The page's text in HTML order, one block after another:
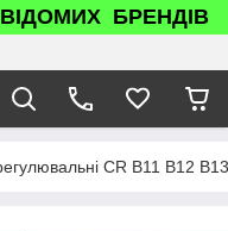
БРЕНДІВ
CR B11 B12